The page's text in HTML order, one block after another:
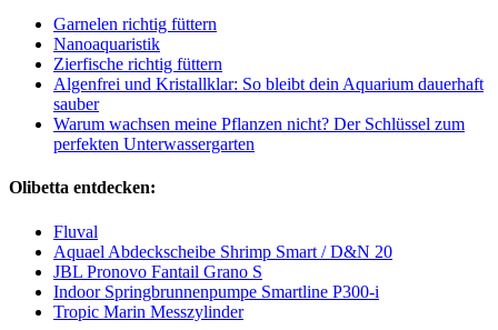
Garnelen richtig füttern
Nanoaquaristik
Zierfische richtig füttern
Algenfrei und Kristallklar: So bleibt dein Aquarium dauerhaft
sauber
Warum wachsen meine Pflanzen nicht? Der Schlüssel zum
perfekten Unterwassergarten
Olibetta entdecken:
Fluval
Aquael Abdeckscheibe Shrimp Smart / D&N 20
JBL Pronovo Fantail Grano S
Indoor Springbrunnenpumpe Smartline P300-i
Tropic Marin Messzylinder